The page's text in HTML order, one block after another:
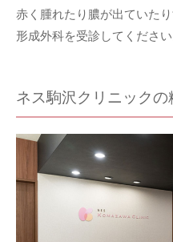
赤く腫れたり膿が出ていた
形成外科を受診してください
ネス駒沢クリニック